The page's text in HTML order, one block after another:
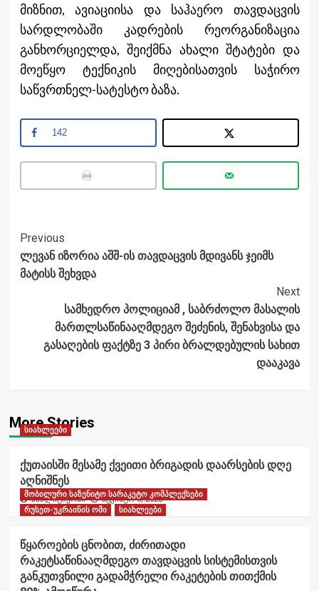
მიზნით, ავიაციისა და საჰაერო თავდაცვის
სარდლობაში კადრების რეორგანიზაცია
განხორციელდა, შეიქმნა ახალი შტატები და
მოეწყო ტექნიკის მიღებისათვის საჭირო
საწვრთნელ-სატესტო ბაზა.
142
Post
Navigation
Previous
ლევან იზორია აშშ-ის თავდაცვის მდივანს ჯეიმს
მატისს შეხვდა
Next
სამხედრო პოლიციამ , საბრძოლო მასალის
მართლსაწინააღმდეგო შეძენის, შენახვისა და
გასაღების ფაქტზე 3 პირი ბრალდებულის სახით
დააკავა
More Stories
სიახლეები
ქუთაისში მესამე ქვეითი ბრიგადის დაარსების დღე
აღნიშნეს
ანალიტიკოსი აგვისტო 6, 2026
მობილური საზენიტო სარაკეტო კომპლექსები
რუსეთ-უკრაინის ომი
სიახლეები
წყაროების ცნობით, ძირითადი
რაკეტსაწინააღმდეგო თავდაცვის სისტემისთვის
განკუთვნილი გადამჭრელი რაკეტების თითქმის